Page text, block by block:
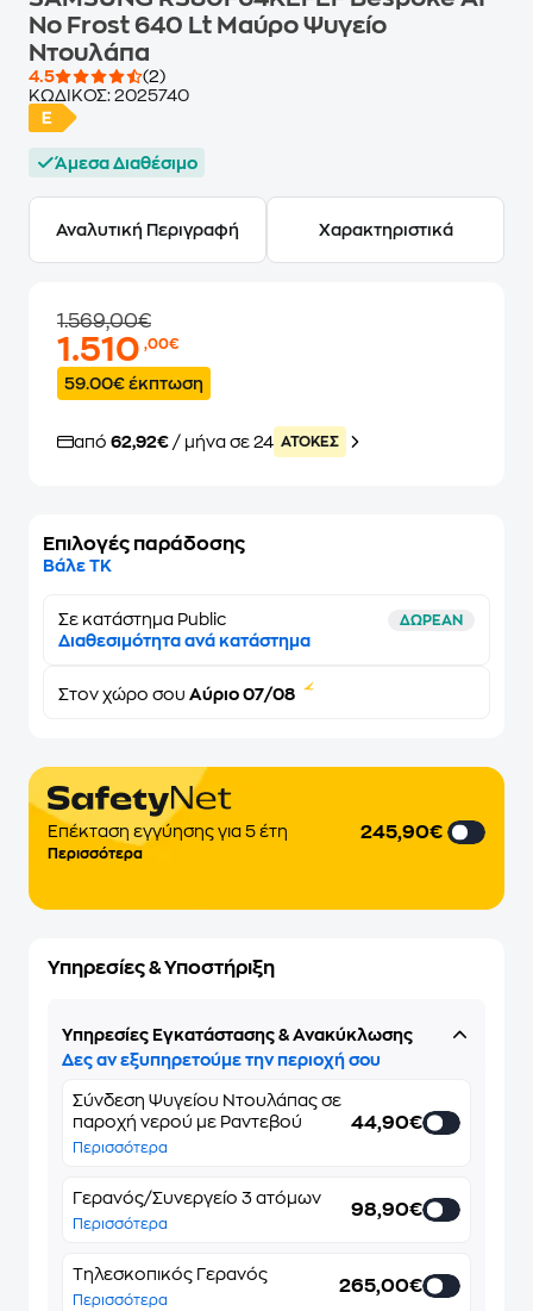
No Frost 640 Lt Μαύρο Ψυγείο
Ντουλάπα
4.5
(2)
ΚΩΔΙΚΟΣ: 2025740
Άμεσα Διαθέσιμο
Αναλυτική Περιγραφή Χαρακτηριστικά
1.569,00€
1.510,00€
59.00€ έκπτωση
από 62,92€ / μήνα σε 24 ATOKEΣ
Επιλογές παράδοσης
Βάλε ΤΚ
Σε κατάστημα Public ΔΩΡΕΑΝ
Διαθεσιμότητα ανά κατάστημα
Στον χώρο σου Αύριο 07/08
Επέκταση εγγύησης για 5 έτη
Περισσότερα
245,90€
Υπηρεσίες & Υποστήριξη
Υπηρεσίες Εγκατάστασης & Ανακύκλωσης
Δες αν εξυπηρετούμε την περιοχή σου
Σύνδεση Ψυγείου Ντουλάπας σε
παροχή νερού με Ραντεβού
Περισσότερα
44,90€
Γερανός/Συνεργείο 3 ατόμων
Περισσότερα
98,90€
Τηλεσκοπικός Γερανός
Περισσότερα
265,00€